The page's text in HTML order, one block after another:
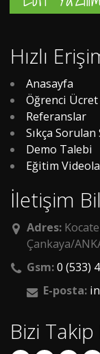
Hızlı
Anasayfa
Öğrenci
Referanslar
Sıkça
Demo Talebi
Eğitim
İletişim
Adres:
Çankaya/
Gsm:0 (533)
E-posta:
Bizi